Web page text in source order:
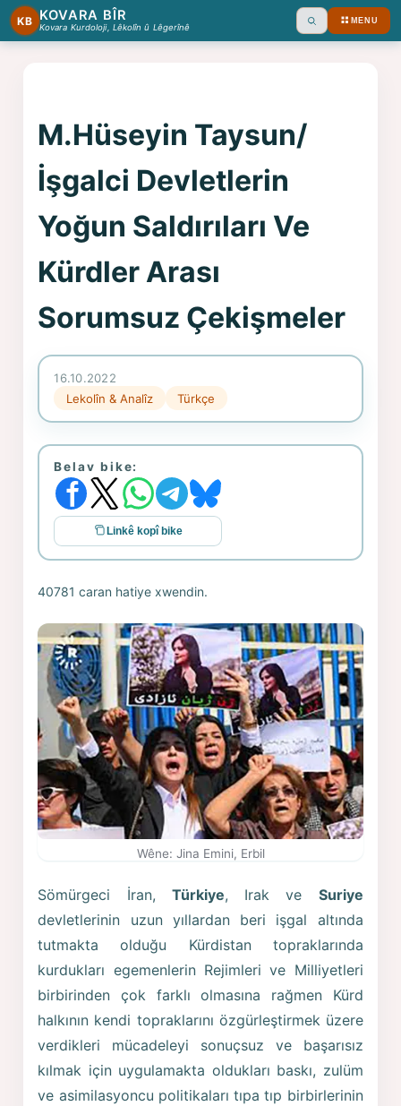
KB KOVARA BÎR
Kovara Kurdoloji, Lêkolîn û Lêgerînê Ara MENU
M.Hüseyin Taysun/
İşgalci Devletlerin
Yoğun Saldırıları Ve
Kürdler Arası
Sorumsuz Çekişmeler
16.10.2022
Lekolîn & Analîz
Türkçe
Belav bike:
Linkê kopî bike
40781 caran hatiye xwendin.
Wêne: Jina Emini, Erbil
Sömürgeci İran, Türkiye, Irak ve Suriye
devletlerinin uzun yıllardan beri işgal altında
tutmakta olduğu Kürdistan topraklarında
kurdukları egemenlerin Rejimleri ve Milliyetleri
birbirinden çok farklı olmasına rağmen Kürd
halkının kendi topraklarını özgürleştirmek üzere
verdikleri mücadeleyi sonuçsuz ve başarısız
kılmak için uygulamakta oldukları baskı, zulüm
ve asimilasyoncu politikaları tıpa tıp birbirlerinin